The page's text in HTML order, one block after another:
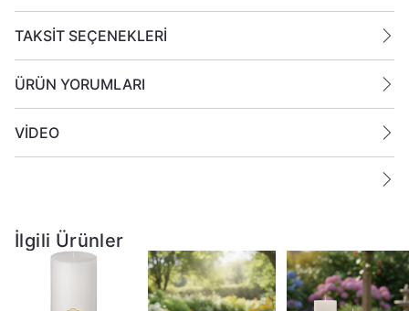
Mumları yanıcı maddelerin yakınlarına koymayın
TAKSİT SEÇENEKLERİ
ÜRÜN YORUMLARI
VİDEO
İlgili Ürünler